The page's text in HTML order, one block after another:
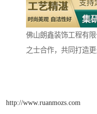
佛山朗鑫装饰工程有
之士合作，共同打造
http://www.ruanmozs.com